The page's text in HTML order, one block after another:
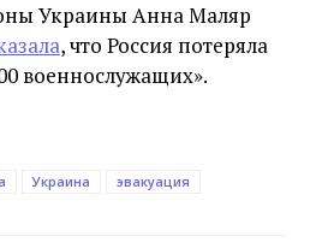
Украины Анна Маляр
, что Россия потеряла
военнослужащих».
Украина эвакуация